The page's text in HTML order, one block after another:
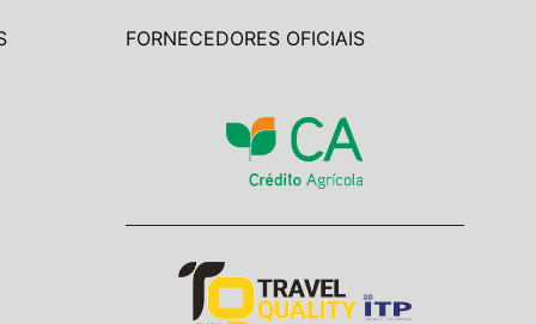
FORNECEDORES OFICIAIS